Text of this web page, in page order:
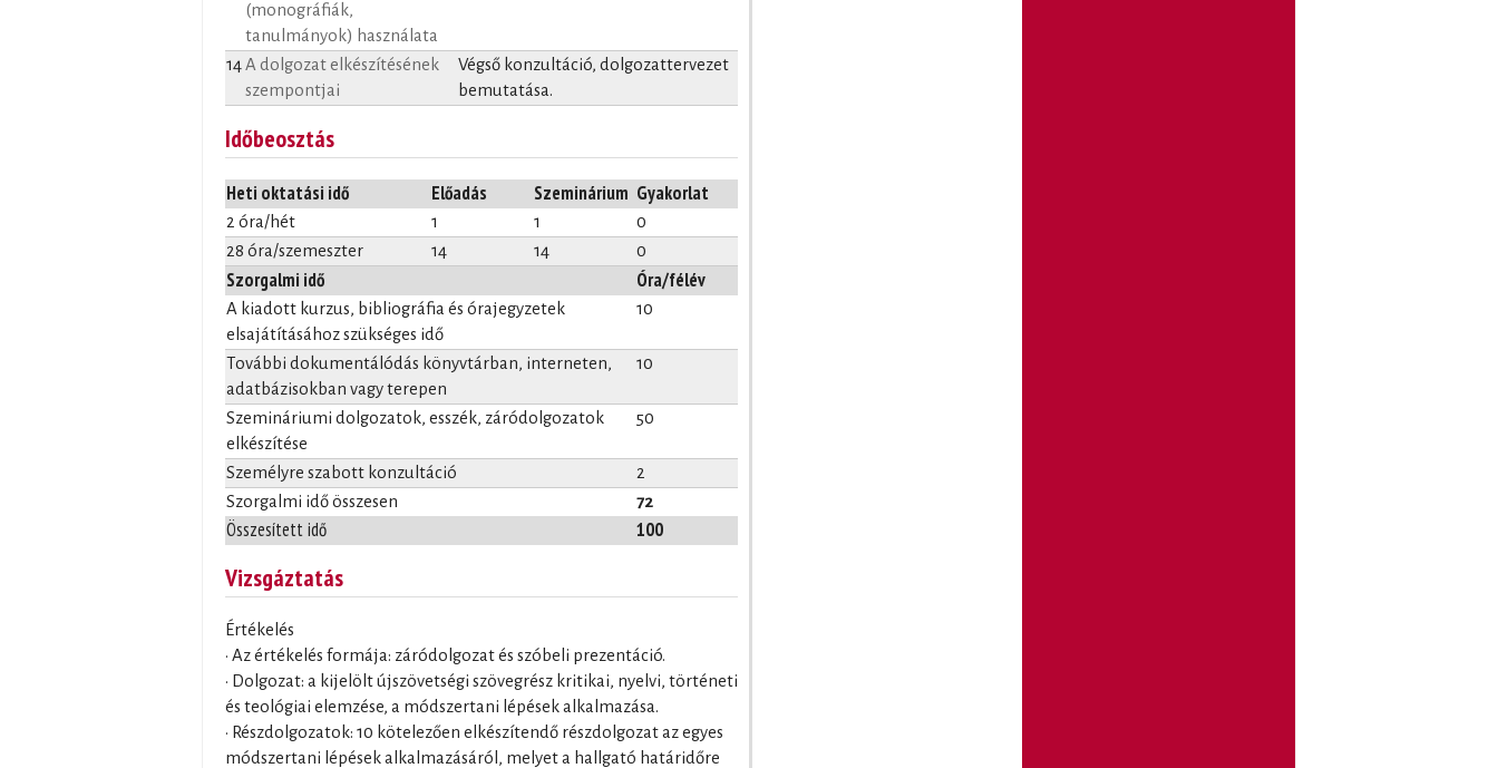
(monográfiák,
tanulmányok) használata
14A dolgozat elkészítésének
szempontjai
Végső konzultáció, dolgozattervezet
bemutatása.
Időbeosztás
Heti oktatási idő Előadás Szeminárium Gyakorlat
2 óra/hét 1 1
0
28 óra/szemeszter
14 14 0
Szorgalmi idő Óra/félév
Összesített idő 100
A kiadott kurzus, bibliográfia és órajegyzetek
elsajátításához szükséges idő
10
További dokumentálódás könyvtárban, interneten,
adatbázisokban vagy terepen
10
Szemináriumi dolgozatok, esszék, záródolgozatok
elkészítése
50
Személyre szabott konzultáció
2
Szorgalmi idő összesen
72
Vizsgáztatás
Értékelés
• Az értékelés formája: záródolgozat és szóbeli prezentáció.
• Dolgozat: a kijelölt újszövetségi szövegrész kritikai, nyelvi, történeti
és teológiai elemzése, a módszertani lépések alkalmazása.
• Részdolgozatok: 10 kötelezően elkészítendő részdolgozat az egyes
módszertani lépések alkalmazásáról, melyet a hallgató határidőre